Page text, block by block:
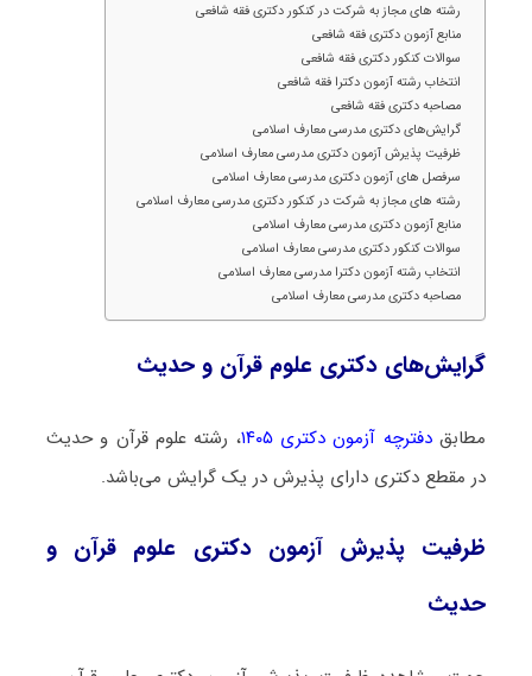
رشته های مجاز به شرکت در کنکور دکتری فقه شافعی
منابع آزمون دکتری فقه شافعی
سوالات کنکور دکتری فقه شافعی
انتخاب رشته آزمون دکترا فقه شافعی
مصاحبه دکتری فقه شافعی
گرایش‌های دکتری مدرسی معارف اسلامی
ظرفیت پذیرش آزمون دکتری مدرسی معارف اسلامی
سرفصل های آزمون دکتری مدرسی معارف اسلامی
رشته های مجاز به شرکت در کنکور دکتری مدرسی معارف اسلامی
منابع آزمون دکتری مدرسی معارف اسلامی
سوالات کنکور دکتری مدرسی معارف اسلامی
انتخاب رشته آزمون دکترا مدرسی معارف اسلامی
مصاحبه دکتری مدرسی معارف اسلامی
گرایش‌های دکتری علوم قرآن و حدیث
مطابقدفترچه آزمون دکتری ۱۴۰۵
، رشته علوم قرآن و حدیث
در مقطع دکتری دارای پذیرش در یک گرایش می‌باشد.
ظرفیت پذیرش آزمون دکتری علوم قرآن و
حدیث